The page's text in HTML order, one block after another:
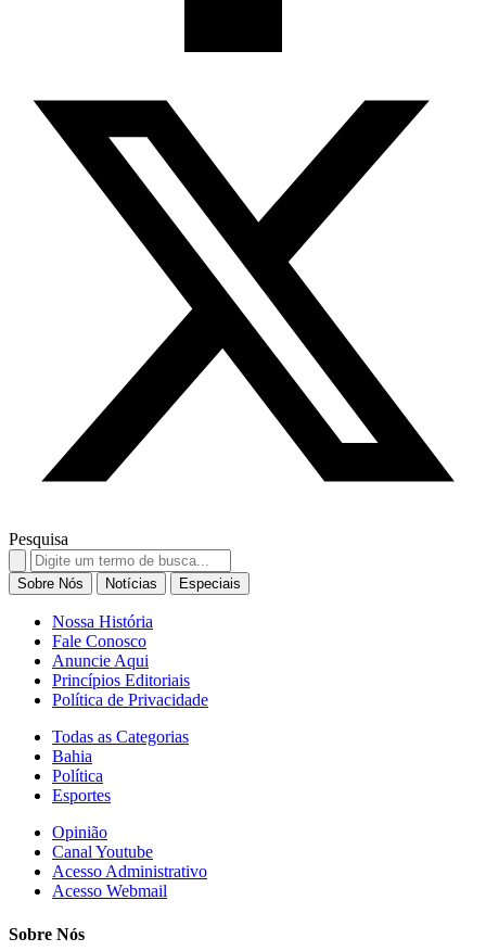
Pesquisa
Search
for:
Sobre Nós Notícias Especiais
Nossa História
Fale Conosco
Anuncie Aqui
Princípios Editoriais
Política de Privacidade
Todas as Categorias
Bahia
Política
Esportes
Opinião
Canal Youtube
Acesso Administrativo
Acesso Webmail
Sobre Nós